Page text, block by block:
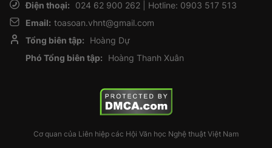
Điện thoại:
024 62 900 262 | Hotline: 0903 517 513
Email: toasoan.vhnt@gmail.com
Tổng biên tập:
Hoàng Dự
Phó Tổng biên tập:
Hoàng Thanh Xuân
Cơ quan của Liên hiệp các Hội Văn học Nghệ thuật Việt Nam